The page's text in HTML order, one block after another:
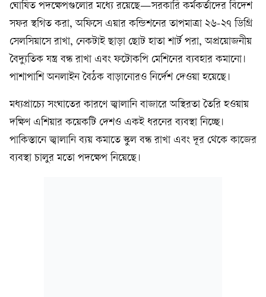
ঘোষিত পদক্ষেপগুলোর মধ্যে রয়েছে—সরকারি কর্মকর্তাদের বিদেশ
সফর স্থগিত করা, অফিসে এয়ার কন্ডিশনের তাপমাত্রা ২৬-২৭ ডিগ্রি
সেলসিয়াসে রাখা, নেকটাই ছাড়া ছোট হাতা শার্ট পরা, অপ্রয়োজনীয়
বৈদ্যুতিক যন্ত্র বন্ধ রাখা এবং ফটোকপি মেশিনের ব্যবহার কমানো।
পাশাপাশি অনলাইন বৈঠক বাড়ানোরও নির্দেশ দেওয়া হয়েছে।
মধ্যপ্রাচ্যে সংঘাতের কারণে জ্বালানি বাজারে অস্থিরতা তৈরি হওয়ায়
দক্ষিণ এশিয়ার কয়েকটি দেশও একই ধরনের ব্যবস্থা নিচ্ছে।
পাকিস্তানে জ্বালানি ব্যয় কমাতে স্কুল বন্ধ রাখা এবং দূর থেকে কাজের
ব্যবস্থা চালুর মতো পদক্ষেপ নিয়েছে।